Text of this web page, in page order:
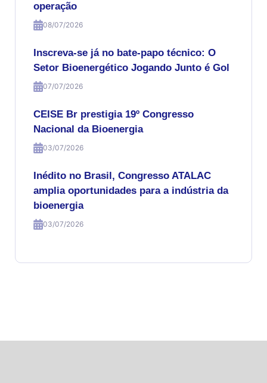
operação
08/07/2026
Inscreva-se já no bate-papo técnico: O
Setor Bioenergético Jogando Junto é Gol
07/07/2026
CEISE Br prestigia 19º Congresso
Nacional da Bioenergia
03/07/2026
Inédito no Brasil, Congresso ATALAC
amplia oportunidades para a indústria da
bioenergia
03/07/2026